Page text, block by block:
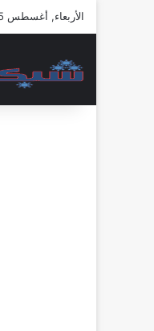
الأربعاء, أغسطس 5 2026